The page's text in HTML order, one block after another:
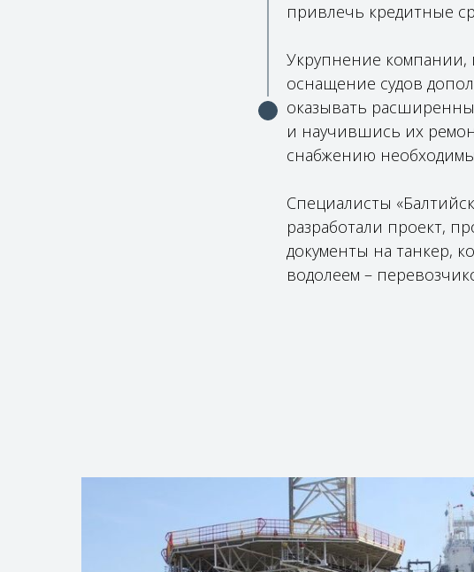
привлечь кредитные
Укрупнение
оснащение судов
оказывать
и научившись их
снабжению
Специалисты
разработали проект,
документы на танкер,
водолеем –